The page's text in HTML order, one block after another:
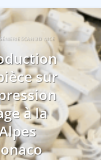
SCAN 3D NICE
sur
à la